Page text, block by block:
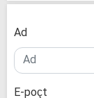
Ad
E-poçt